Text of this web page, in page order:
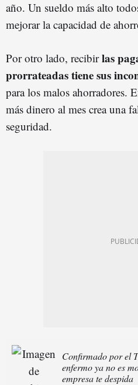
año. Un sueldo más alto
mejorar la capacidad de
Por otro lado, recibirlas
prorrateadas tiene sus
para los malos ahorradores.
más dinero al mes crea una
seguridad.
Confirmado por el
enfermo ya no es
empresa te despida